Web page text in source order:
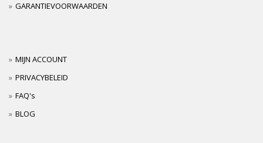
GARANTIEVOORWAARDEN
MIJN ACCOUNT
PRIVACYBELEID
FAQ's
BLOG